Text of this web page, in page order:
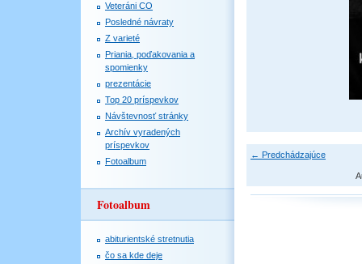
Veteráni CO
Posledné návraty
Z varieté
Priania, poďakovania a
spomienky
prezentácie
Top 20 príspevkov
Návštevnosť stránky
Archív vyradených
príspevkov
Fotoalbum
Fotoalbum
abiturientské stretnutia
čo sa kde deje
← Predchádzajúce